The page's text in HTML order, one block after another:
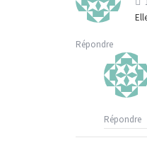
Répondre
Répondre